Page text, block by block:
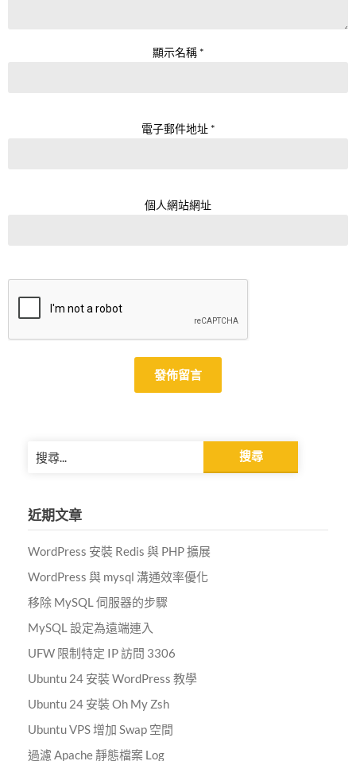
顯示名稱 *
電子郵件地址 *
個人網站網址
搜
尋
字:
近期文章
WordPress 安裝 Redis 與 PHP 擴展
WordPress 與 mysql 溝通效率優化
移除 MySQL 伺服器的步驟
MySQL 設定為遠端連入
UFW 限制特定 IP 訪問 3306
Ubuntu 24 安裝 WordPress 教學
Ubuntu 24 安裝 Oh My Zsh
Ubuntu VPS 增加 Swap 空間
過濾 Apache 靜態檔案 Log